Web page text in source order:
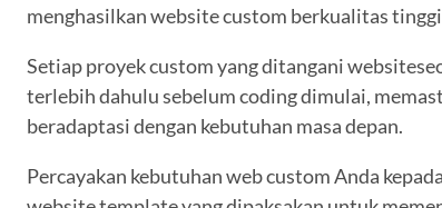
menghasilkan website custom berkualitas
Setiap proyek custom yang ditangani
terlebih dahulu sebelum coding dimulai,
beradaptasi dengan kebutuhan masa depan.
Percayakan kebutuhan web custom Anda